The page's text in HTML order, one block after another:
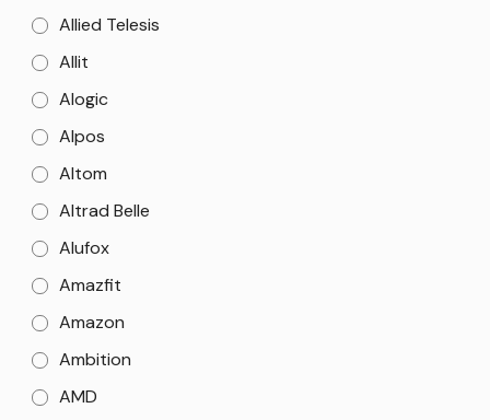
Allied Telesis
Allit
Alogic
Alpos
Altom
Altrad Belle
Alufox
Amazfit
Amazon
Ambition
AMD